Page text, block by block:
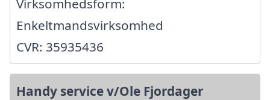
Enkeltmandsvirksomhed
CVR: 35935436
Handy service v/Ole Fjordager